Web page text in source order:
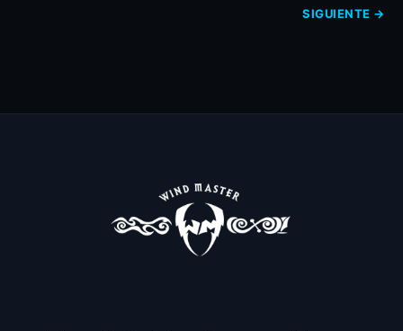
SIGUIENTE →